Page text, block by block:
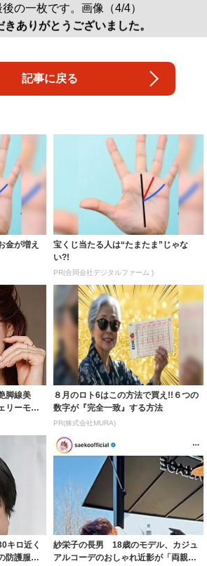
の一枚です。画像（4/4）
きありがとうございました。
記事に戻る
金が増え
宝くじ当たる人は“たまたま”じゃな
い?!
PR(合同会社デジタルファーム )
脚線美
リーモデ
８月のロト6はこの方法で買え!!６つの
数字が『完全一致』する方法
PR(株式会社MURA)
キロ近く
防護服が
紗栄子の長男 18歳のモデル、カジュ
アルコーデのおしゃれ近影が「両親の